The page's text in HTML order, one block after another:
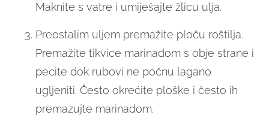
Maknite s vatre i umiješajte žlicu ulja.
Preostalim uljem premažite ploču roštilja.
Premažite tikvice marinadom s obje strane i
pecite dok rubovi ne počnu lagano
ugljeniti. Često okrećite ploške i često ih
premazujte marinadom.